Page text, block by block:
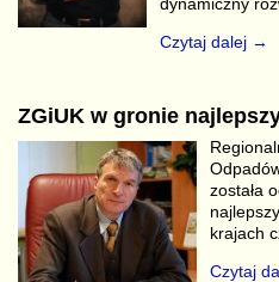
dynamiczny
Czytaj dalej →
ZGiUK w gronie
została
krajach
Czytaj